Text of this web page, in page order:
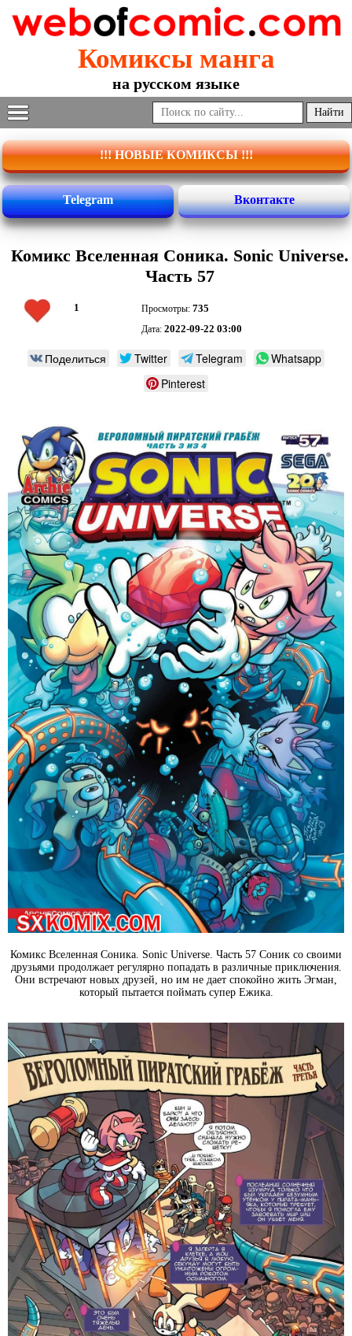
Комиксы манга
на русском языке
!!! НОВЫЕ КОМИКСЫ !!!
Telegram Вконтакте
Комикс Вселенная Соника. Sonic Universe.
Часть 57
1 Просмотры: 735
Дата: 2022-09-22 03:00
Поделиться Twitter Telegram
Whatsapp
Pinterest
Комикс Вселенная Соника. Sonic Universe. Часть 57 Соник со своими
друзьями продолжает регулярно попадать в различные приключения.
Они встречают новых друзей, но им не дает спокойно жить Эгман,
который пытается поймать супер Ежика.